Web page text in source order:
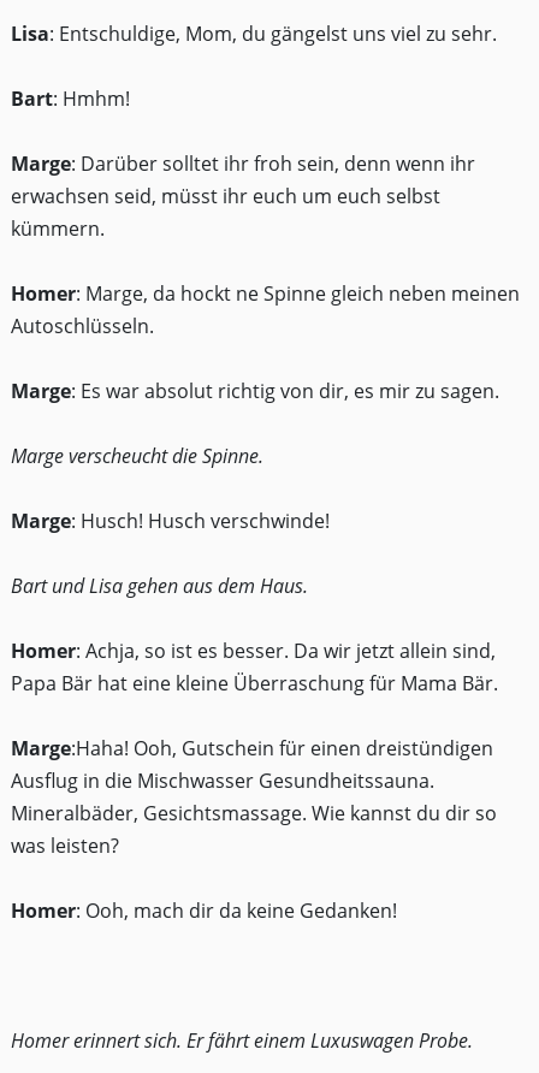
Lisa: Entschuldige, Mom, du gängelst uns viel zu sehr.
Bart: Hmhm!
Marge: Darüber solltet ihr froh sein, denn wenn ihr
erwachsen seid, müsst ihr euch um euch selbst
kümmern.
Homer: Marge, da hockt ne Spinne gleich neben meinen
Autoschlüsseln.
Marge: Es war absolut richtig von dir, es mir zu sagen.
Marge verscheucht die Spinne.
Marge: Husch! Husch verschwinde!
Bart und Lisa gehen aus dem Haus.
Homer: Achja, so ist es besser. Da wir jetzt allein sind,
Papa Bär hat eine kleine Überraschung für Mama Bär.
Marge:Haha! Ooh, Gutschein für einen dreistündigen
Ausflug in die Mischwasser Gesundheitssauna.
Mineralbäder, Gesichtsmassage. Wie kannst du dir so
was leisten?
Homer: Ooh, mach dir da keine Gedanken!
Homer erinnert sich. Er fährt einem Luxuswagen Probe.